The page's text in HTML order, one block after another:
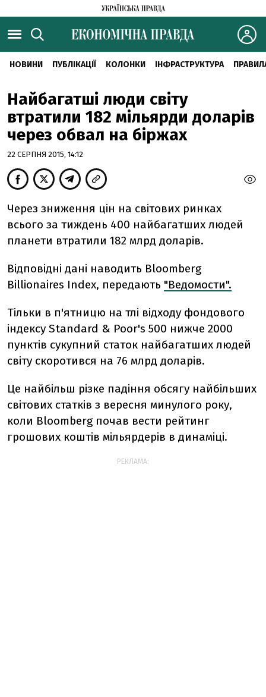
НОВИНИ ПУБЛІКАЦІЇ КОЛОНКИ ІНФРАСТРУКТУРА
Найбагатші люди світу
втратили 182 мільярди доларів
через обвал на біржах
22 СЕРПНЯ 2015, 14:12
Через зниження цін на світових ринках
всього за тиждень 400 найбагатших людей
планети втратили 182 млрд доларів.
Відповідні дані наводить Bloomberg
Billionaires Index, передають "Ведомости".
Тільки в п'ятницю на тлі відходу фондового
індексу Standard & Poor's 500 нижче 2000
пунктів сукупний статок найбагатших людей
світу скоротився на 76 млрд доларів.
Це найбільш різке падіння обсягу найбільших
світових статків з вересня минулого року,
коли Bloomberg почав вести рейтинг
грошових коштів мільярдерів в динаміці.
РЕКЛАМА: